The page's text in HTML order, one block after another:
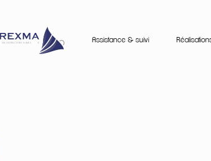
Assistance & suivi